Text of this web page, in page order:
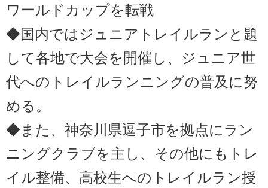
ワールドカップを転戦
◆国内ではジュニアトレイルランと題
して各地で大会を開催し、ジュニア世
代へのトレイルランニングの普及に努
める。
◆また、神奈川県逗子市を拠点にラン
ニングクラブを主し、その他にもトレ
イル整備、高校生へのトレイルラン授